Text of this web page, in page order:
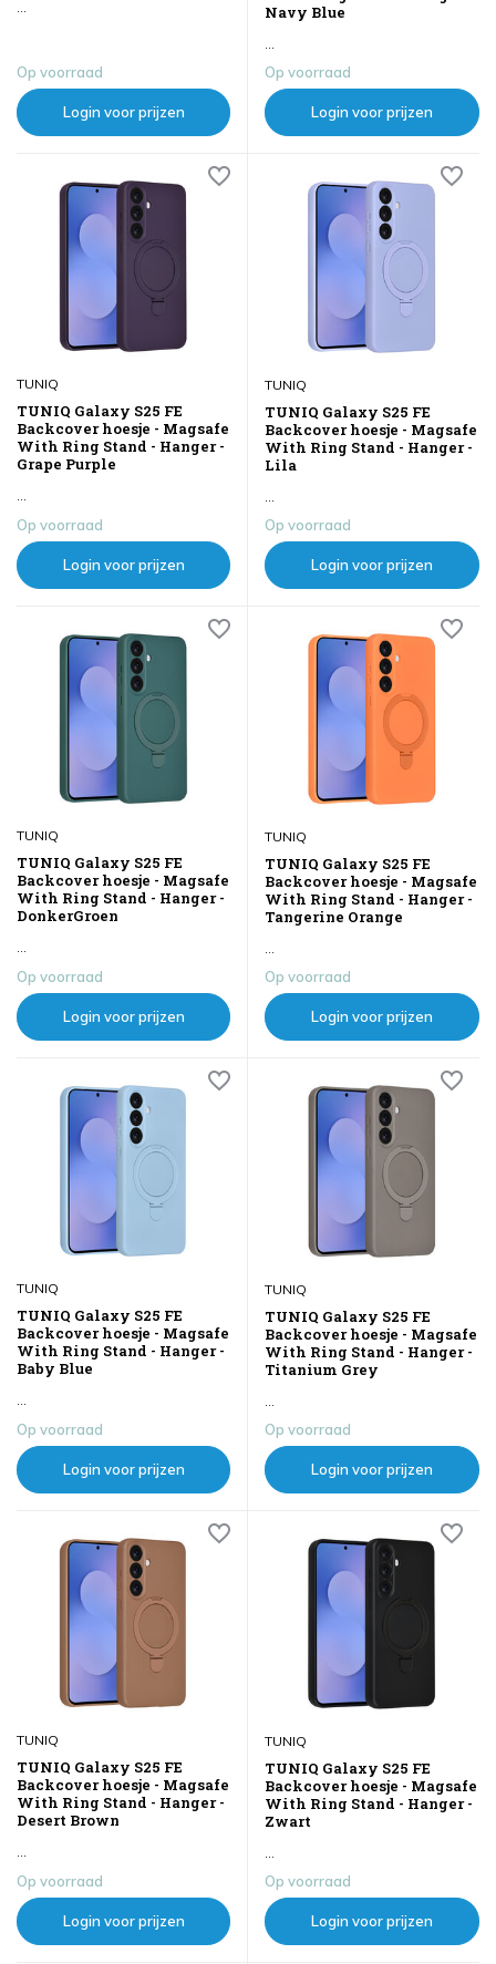
...
Op voorraad
Login voor prijzen
Navy Blue
...
Op voorraad
Login voor prijzen
TUNIQ
TUNIQ Galaxy S25 FE
Backcover hoesje - Magsafe
With Ring Stand - Hanger -
Grape Purple
Op voorraad
Login voor prijzen
TUNIQ
TUNIQ Galaxy S25 FE
Backcover hoesje - Magsafe
With Ring Stand - Hanger -
Lila
Op voorraad
Login voor prijzen
TUNIQ
TUNIQ Galaxy S25 FE
Backcover hoesje - Magsafe
With Ring Stand - Hanger -
DonkerGroen
...
Op voorraad
Login voor prijzen
TUNIQ
TUNIQ Galaxy S25 FE
Backcover hoesje - Magsafe
With Ring Stand - Hanger -
Tangerine Orange
...
Op voorraad
Login voor prijzen
TUNIQ
TUNIQ Galaxy S25 FE
Backcover hoesje - Magsafe
With Ring Stand - Hanger -
Baby Blue
Op voorraad
Login voor prijzen
TUNIQ
TUNIQ Galaxy S25 FE
Backcover hoesje - Magsafe
With Ring Stand - Hanger -
Titanium Grey
Op voorraad
Login voor prijzen
TUNIQ
TUNIQ Galaxy S25 FE
Backcover hoesje - Magsafe
With Ring Stand - Hanger -
Desert Brown
...
Op voorraad
Login voor prijzen
TUNIQ
TUNIQ Galaxy S25 FE
Backcover hoesje - Magsafe
With Ring Stand - Hanger -
Zwart
...
Op voorraad
Login voor prijzen